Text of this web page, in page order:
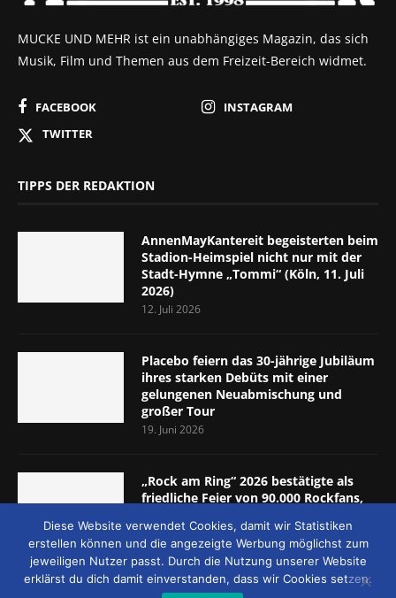
MUCKE UND MEHR ist ein unabhängiges Magazin, das sich
Musik, Film und Themen aus dem Freizeit-Bereich widmet.
FACEBOOK
INSTAGRAM
TWITTER
TIPPS DER REDAKTION
AnnenMayKantereit begeisterten beim
Stadion-Heimspiel nicht nur mit der
Stadt-Hymne „Tommi“ (Köln, 11. Juli
2026)
12. Juli 2026
Placebo feiern das 30-jährige Jubiläum
ihres starken Debüts mit einer
gelungenen Neuabmischung und
großer Tour
19. Juni 2026
„Rock am Ring“ 2026 bestätigte als
friedliche Feier von 90.000 Rockfans,
5.-7. Juni 2026)
8. Juni 2026
Diese Website verwendet Cookies, damit wir Statistiken
erstellen können und die angezeigte Werbung möglichst zum
jeweiligen Nutzer passt. Durch die Nutzung unserer Website
erklärst du dich damit einverstanden, dass wir Cookies setzen.